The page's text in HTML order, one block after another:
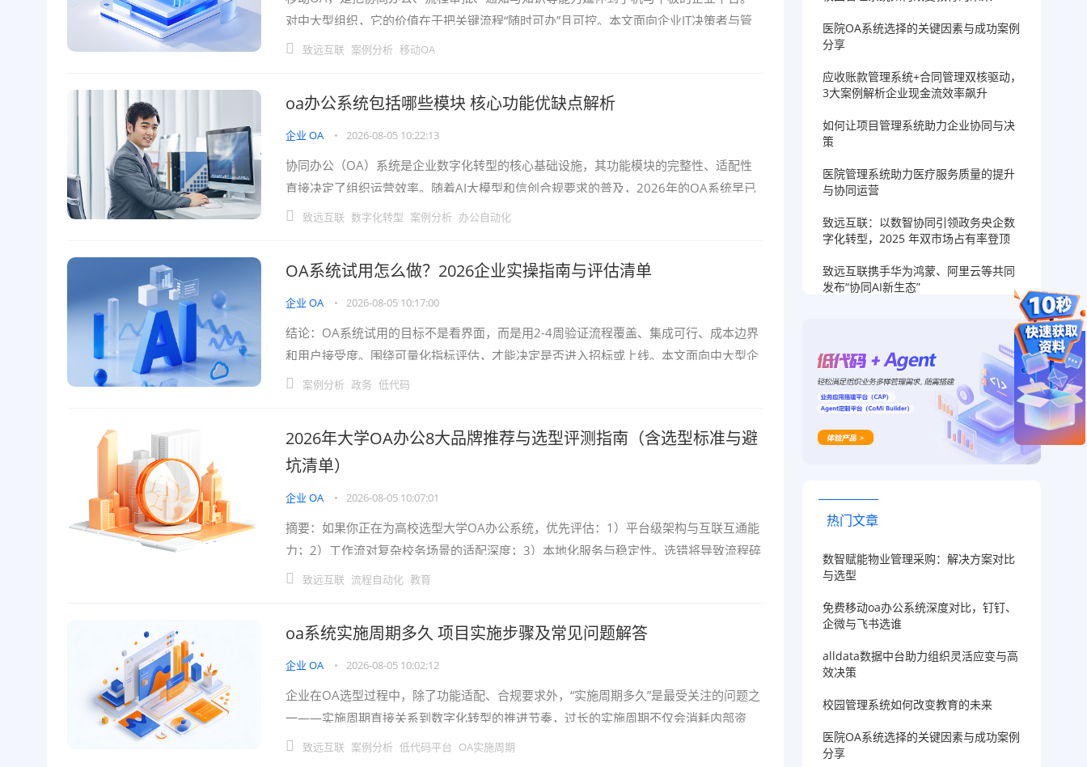
对中大型组织，它的价值在于把关键流程“随时可办”且可控。本文面向企业IT决策者与管
理层，聚焦选型标准、落地路径与ROI，帮
致远互联 案例分析 移动OA
oa办公系统包括哪些模块 核心功能优缺点解析
企业 OA • 2026-08-05 10:22:13
协同办公（OA）系统是企业数字化转型的核心基础设施，其功能模块的完整性、适配性
直接决定了组织运营效率。随着AI大模型和信创合规要求的普及，2026年的OA系统早已
突破传统审批、考勤的范畴，形成了覆盖“
致远互联 数字化转型 案例分析 办公自动化
OA系统试用怎么做？2026企业实操指南与评估清单
企业 OA • 2026-08-05 10:17:00
结论：OA系统试用的目标不是看界面，而是用2-4周验证流程覆盖、集成可行、成本边界
和用户接受度。围绕可量化指标评估，才能决定是否进入招标或上线。本文面向中大型企
业IT与管理层，聚焦oa系统试用的可执行
案例分析 政务 低代码
2026年大学OA办公8大品牌推荐与选型评测指南（含选型标准与避
坑清单）
企业 OA • 2026-08-05 10:07:01
摘要：如果你正在为高校选型大学OA办公系统，优先评估：1）平台级架构与互联互通能
力；2）工作流对复杂校务场景的适配深度；3）本地化服务与稳定性。选错将导致流程碎
片化、系统割裂和后续维护成本攀升。本文基
致远互联 流程自动化 教育
oa系统实施周期多久 项目实施步骤及常见问题解答
企业 OA • 2026-08-05 10:02:12
企业在OA选型过程中，除了功能适配、合规要求外，“实施周期多久”是最受关注的问题之
一——实施周期直接关系到数字化转型的推进节奏，过长的实施周期不仅会消耗内部资
源，还可能错过业务优化的窗口期。2026年
致远互联 案例分析 低代码平台 OA实施周期
医院OA系统选择的关键因素与成功案例
分享
应收账款管理系统+合同管理双核驱动，
3大案例解析企业现金流效率飙升
如何让项目管理系统助力企业协同与决
策
医院管理系统助力医疗服务质量的提升
与协同运营
致远互联：以数智协同引领政务央企数
字化转型，2025 年双市场占有率登顶
致远互联携手华为鸿蒙、阿里云等共同
发布“协同AI新生态”
热门文章
数智赋能物业管理采购：解决方案对比
与选型
免费移动oa办公系统深度对比，钉钉、
企微与飞书选谁
alldata数据中台助力组织灵活应变与高
效决策
校园管理系统如何改变教育的未来
医院OA系统选择的关键因素与成功案例
分享